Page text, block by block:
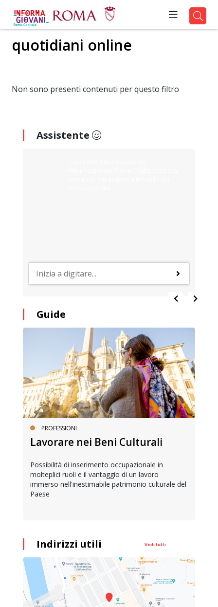
quotidiani online
Non sono presenti contenuti per questo filtro
Assistente
Guide
PROFESSIONI
Lavorare nei Beni Culturali
Possibilità di inserimento occupazionale in
molteplici ruoli e il vantaggio di un lavoro
immerso nell'inestimabile patrimonio culturale del
Paese
Indirizzi utili Vedi tutti